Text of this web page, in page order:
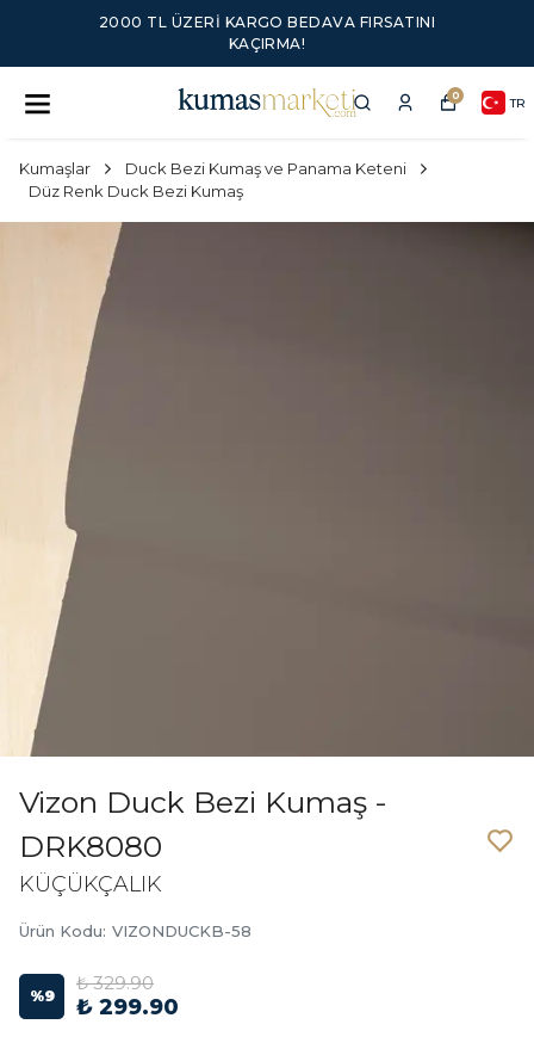
2000 TL ÜZERI KARGO BEDAVA FIRSATINI
KAÇIRMA!
0 TR
Kumaşlar
Duck Bezi Kumaş ve Panama Keteni
Düz Renk Duck Bezi Kumaş
Vizon Duck Bezi Kumaş -
DRK8080
KÜÇÜKÇALIK
Ürün Kodu: VIZONDUCKB-58
%9
₺ 329.90
₺ 299.90